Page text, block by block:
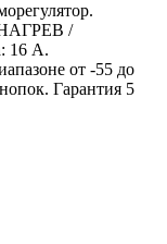
НАГРЕВ /
16 А.
от -55 до
Гарантия 5